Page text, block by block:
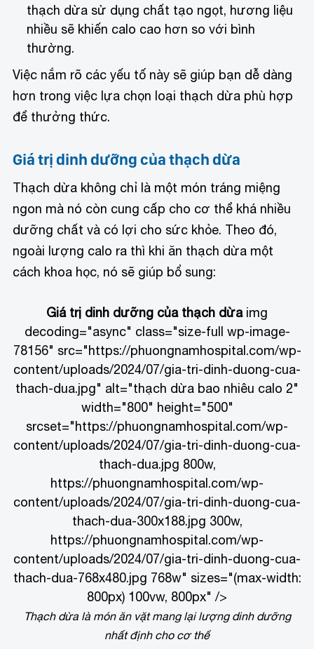
thạch dừa sử dụng chất tạo ngọt, hương liệu
nhiều sẽ khiến calo cao hơn so với bình
thường.
Việc nắm rõ các yếu tố này sẽ giúp bạn dễ dàng
hơn trong việc lựa chọn loại thạch dừa phù hợp
để thưởng thức.
Giá trị dinh dưỡng của thạch dừa
Thạch dừa không chỉ là một món tráng miệng
ngon mà nó còn cung cấp cho cơ thể khá nhiều
dưỡng chất và có lợi cho sức khỏe. Theo đó,
ngoài lượng calo ra thì khi ăn thạch dừa một
cách khoa học, nó sẽ giúp bổ sung:
Giá trị dinh dưỡng của thạch dừa img
decoding="async" class="size-full wp-image-
78156" src="https://phuongnamhospital.com/wp-
content/uploads/2024/07/gia-tri-dinh-duong-cua-
thach-dua.jpg" alt="thạch dừa bao nhiêu calo 2"
width="800" height="500"
srcset="https://phuongnamhospital.com/wp-
content/uploads/2024/07/gia-tri-dinh-duong-cua-
thach-dua.jpg 800w,
https://phuongnamhospital.com/wp-
content/uploads/2024/07/gia-tri-dinh-duong-cua-
thach-dua-300x188.jpg 300w,
https://phuongnamhospital.com/wp-
content/uploads/2024/07/gia-tri-dinh-duong-cua-
thach-dua-768x480.jpg 768w" sizes="(max-width:
800px) 100vw, 800px" />
Thạch dừa là món ăn vặt mang lại lượng dinh dưỡng
nhất định cho cơ thể